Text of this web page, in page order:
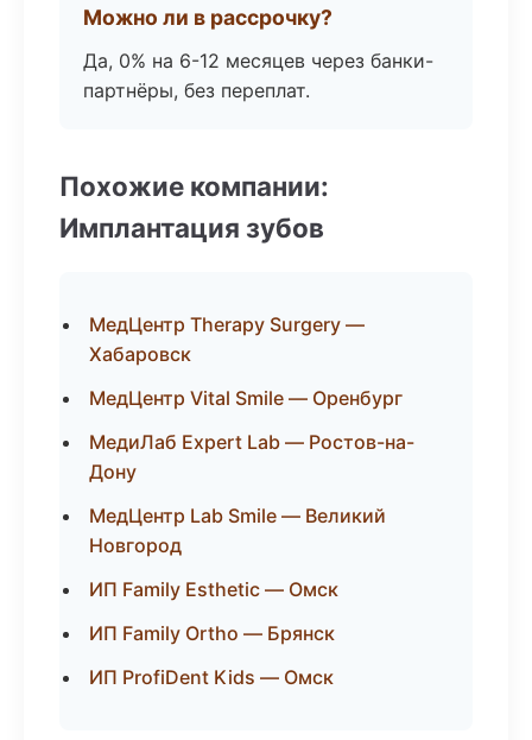
Можно ли в рассрочку?
Да, 0% на 6-12 месяцев через банки-
партнёры, без переплат.
Похожие компании:
Имплантация зубов
МедЦентр Therapy Surgery —
Хабаровск
МедЦентр Vital Smile — Оренбург
МедиЛаб Expert Lab — Ростов-на-
Дону
МедЦентр Lab Smile — Великий
Новгород
ИП Family Esthetic — Омск
ИП Family Ortho — Брянск
ИП ProfiDent Kids — Омск